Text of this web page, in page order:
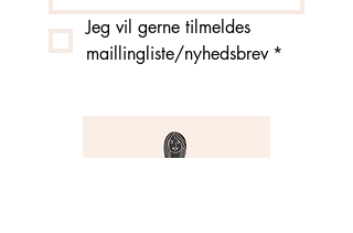
Jeg vil gerne tilmeldes
maillingliste/nyhedsbrev *